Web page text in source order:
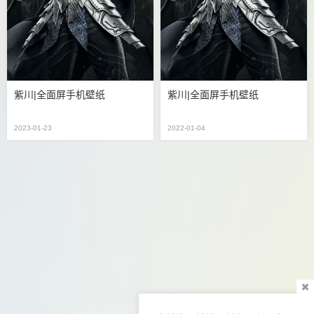
紫川|全面屏手机壁纸
2023-01-23
紫川|全面屏手机壁纸
2022-01-04